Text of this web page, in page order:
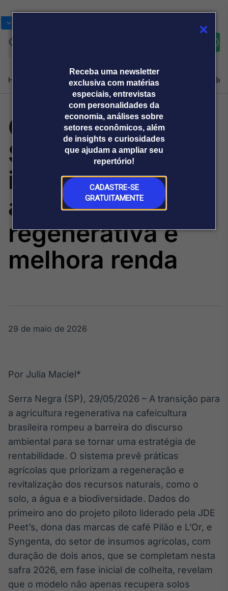
Receba uma newsletter
exclusiva com matérias
especiais, entrevistas
com personalidades da
economia, análises sobre
setores econômicos, além
de insights e curiosidades
que ajudam a ampliar seu
repertório!
CADASTRE-SE
GRATUITAMENTE
Home Produtos e soluçõesNotíciasBlogWeekend
Plataformas
Broadcast
Broadcast+
O mercado
financeiro em
tempo real
Broadcast
Agro
Tudo sobre o
agronegócio
Energia
energia elétrica
no Brasil
Broadcast
White Label
Plataforma para
personalizados
Soluções de Dados
e Conteúdos
Broadcast
Plataforma para
negociação de
ativos
Sobre nós Releases Broadcast
Prêmio Broadcast
Analistas
Prêmio Broadcast
Empresas
Agências de
comunicação
Releases
Café: produtor de
Serra Negra (SP)
investe na
agricultura
regenerativa e
melhora renda
29 de maio de 2026
Por Julia Maciel*
Serra Negra (SP), 29/05/2026 – A transição para
a agricultura regenerativa na cafeicultura
brasileira rompeu a barreira do discurso
ambiental para se tornar uma estratégia de
rentabilidade. O sistema prevê práticas
agrícolas que priorizam a regeneração e
revitalização dos recursos naturais, como o
solo, a água e a biodiversidade. Dados do
primeiro ano do projeto piloto liderado pela JDE
Peet’s, dona das marcas de café Pilão e L’Or, e
Syngenta, do setor de insumos agrícolas, com
duração de dois anos, que se completam nesta
safra 2026, em fase inicial de colheita, revelam
que o modelo não apenas recupera solos